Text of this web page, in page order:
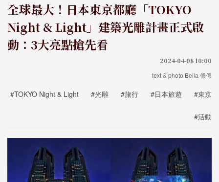
全球最大！日本東京都廳「TOKYO
Night & Light」建築光雕計畫正式啟
動：3大亮點搶先看
2024-04-08 10:00
text & photo Bella 儂儂
#TOKYO Night & Light #光雕 #旅行 #日本旅遊 #東京
#活動